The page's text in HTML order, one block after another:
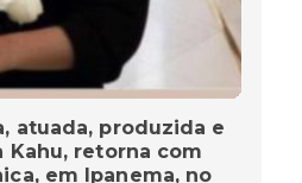
atuada, produzida e
Kahu, retorna com
em Ipanema, no